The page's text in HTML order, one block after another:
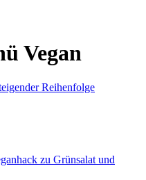
Vegan
Reihenfolge